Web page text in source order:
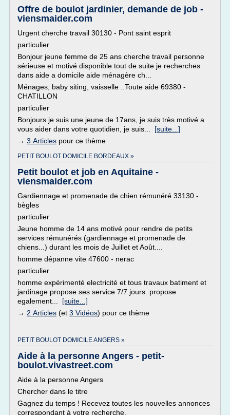
Offre de boulot jardinier, demande de job -
viensmaider.com
Urgent cherche travail 30130 - Pont saint esprit
particulier
Bonjour jeune femme de 25 ans cherche travail personne
sérieuse et motivé disponible tout de suite je recherches
dans aide a domicile aide ménagère ch...
Ménages, baby siting, vaisselle ..Toute aide 69380 -
CHATILLON
particulier
Bonjours je suis une jeune de 17ans, je suis très motivé a
vous aider dans votre quotidien, je suis... [suite...]
→ 3 Articles pour ce thème
PETIT BOULOT DOMICILE BORDEAUX »
Petit boulot et job en Aquitaine -
viensmaider.com
Gardiennage et promenade de chien rémunéré 33130 -
bègles
particulier
Jeune homme de 14 ans motivé pour rendre de petits
services rémunérés (gardiennage et promenade de
chiens...) durant les mois de Juillet et Août....
homme dépanne vite 47600 - nerac
particulier
homme expérimenté electricité et tous travaux batiment et
jardinage propose ses service 7/7 jours. propose
egalement... [suite...]
→ 2 Articles (et 3 Vidéos) pour ce thème
PETIT BOULOT DOMICILE ANGERS »
Aide à la personne Angers - petit-
boulot.vivastreet.com
Aide à la personne Angers
Chercher dans le titre
Gagnez du temps ! Recevez toutes les nouvelles annonces
correspondant à votre recherche.